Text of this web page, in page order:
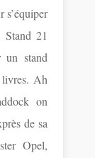
s’équiper
21
un stand
livres. Ah
on
de sa
Opel,